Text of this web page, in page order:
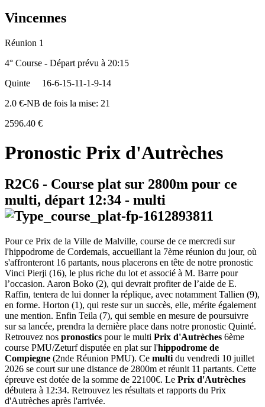
Vincennes
Réunion 1
4° Course - Départ prévu à 20:15
Quinte
16-6-15-11-1-9-14
2.0 €-NB de fois la mise: 21
2596.40 €
Pronostic Prix d'Autrèches
R2C6 - Course plat sur 2800m pour ce
multi, départ 12:34 - multi
Pour ce Prix de la Ville de Malville, course de ce mercredi sur
l'hippodrome de Cordemais, accueillant la 7ème réunion du jour, où
s'affronteront 16 partants, nous placerons en tête de notre pronostic
Vinci Pierji (16), le plus riche du lot et associé à M. Barre pour
l’occasion. Aaron Boko (2), qui devrait profiter de l’aide de E.
Raffin, tentera de lui donner la réplique, avec notamment Tallien (9),
en forme. Horton (1), qui reste sur un succès, elle, mérite également
une mention. Enfin Teila (7), qui semble en mesure de poursuivre
sur sa lancée, prendra la dernière place dans notre pronostic Quinté.
Retrouvez nos pronostics pour le multi Prix d'Autrèches 6ème
course PMU/Zeturf disputée en plat sur l'hippodrome de
Compiegne (2nde Réunion PMU). Ce multi du vendredi 10 juillet
2026 se court sur une distance de 2800m et réunit 11 partants. Cette
épreuve est dotée de la somme de 22100€. Le Prix d'Autrèches
débutera à 12:34. Retrouvez les résultats et rapports du Prix
d'Autrèches après l'arrivée.